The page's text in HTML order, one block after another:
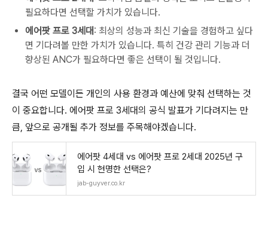
필요하다면 선택할 가치가 있습니다.
에어팟 프로 3세대 : 최상의 성능과 최신 기술을 경험하고 싶다
면 기다려볼 만한 가치가 있습니다. 특히 건강 관리 기능과 더
향상된 ANC가 필요하다면 좋은 선택이 될 것입니다.
결국 어떤 모델이든 개인의 사용 환경과 예산에 맞춰 선택하는 것
이 중요합니다. 에어팟 프로 3세대의 공식 발표가 기다려지는 만
큼, 앞으로 공개될 추가 정보를 주목해야겠습니다.
에어팟 4세대 vs 에어팟 프로 2세대 2025년 구
입 시 현명한 선택은?
jab-guyver.co.kr